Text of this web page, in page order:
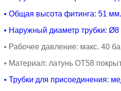
• Общая высота фитинга: 51 мм.
• Наружный диаметр трубки: Ø8
• Рабочее давление: макс. 40
• Материал: латунь ОТ58
• Трубки для присоединения: